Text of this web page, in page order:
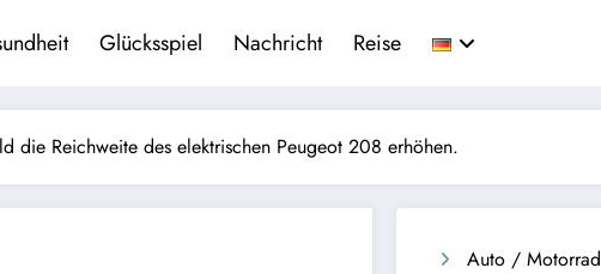
Glücksspiel Nachricht Reise
die Reichweite des elektrischen Peugeot 208 erhöhen.
Auto / Motorrad